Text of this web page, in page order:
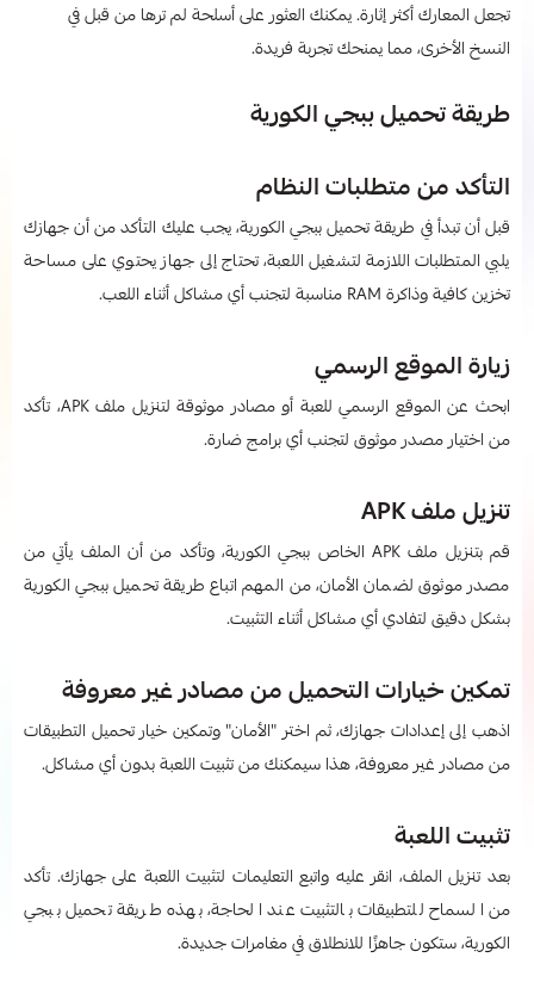
تجعل المعارك أكثر إثارة. يمكنك العثور على أسلحة لم ترها من قبل في
النسخ الأخرى، مما يمنحك تجربة فريدة.
طريقة تحميل ببجي الكورية
التأكد من متطلبات النظام
قبل أن تبدأ في طريقة تحميل ببجي الكورية، يجب عليك التأكد من أن جهازك
يلبي المتطلبات اللازمة لتشغيل اللعبة، تحتاج إلى جهاز يحتوي على مساحة
تخزين كافية وذاكرة RAM مناسبة لتجنب أي مشاكل أثناء اللعب.
زيارة الموقع الرسمي
ابحث عن الموقع الرسمي للعبة أو مصادر موثوقة لتنزيل ملف APK، تأكد
من اختيار مصدر موثوق لتجنب أي برامج ضارة.
تنزيل ملف APK
قم بتنزيل ملف APK الخاص ببجي الكورية، وتأكد من أن الملف يأتي من
مصدر موثوق لضمان الأمان، من المهم اتباع طريقة تحميل ببجي الكورية
بشكل دقيق لتفادي أي مشاكل أثناء التثبيت.
تمكين خيارات التحميل من مصادر غير معروفة
اذهب إلى إعدادات جهازك، ثم اختر "الأمان" وتمكين خيار تحميل التطبيقات
من مصادر غير معروفة، هذا سيمكنك من تثبيت اللعبة بدون أي مشاكل.
تثبيت اللعبة
بعد تنزيل الملف، انقر عليه واتبع التعليمات لتثبيت اللعبة على جهازك. تأكد
من السماح للتطبيقات بالتثبيت عند الحاجة، بهذه طريقة تحميل ببجي
الكورية، ستكون جاهزًا للانطلاق في مغامرات جديدة.